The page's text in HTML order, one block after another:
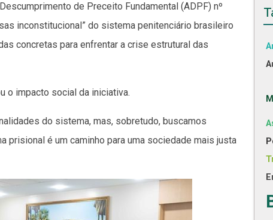
de Preceito Fundamental (ADPF) nº
inconstitucional” do sistema penitenciário brasileiro
concretas para enfrentar a crise estrutural das
o impacto social da iniciativa.
do sistema, mas, sobretudo, buscamos
prisional é um caminho para uma sociedade mais justa